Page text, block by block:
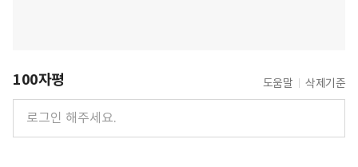
100자평 도움말 삭제기준